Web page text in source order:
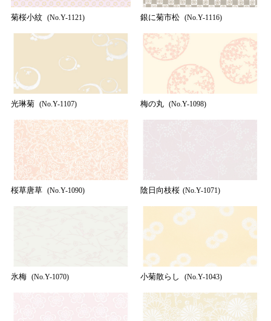
菊桜小紋 (No.Y-1121) 銀に菊市松 (No.Y-1116)
光琳菊 (No.Y-1107) 梅の丸 (No.Y-1098)
桜草唐草 (No.Y-1090) 陰日向枝桜 (No.Y-1071)
氷梅 (No.Y-1070) 小菊散らし (No.Y-1043)